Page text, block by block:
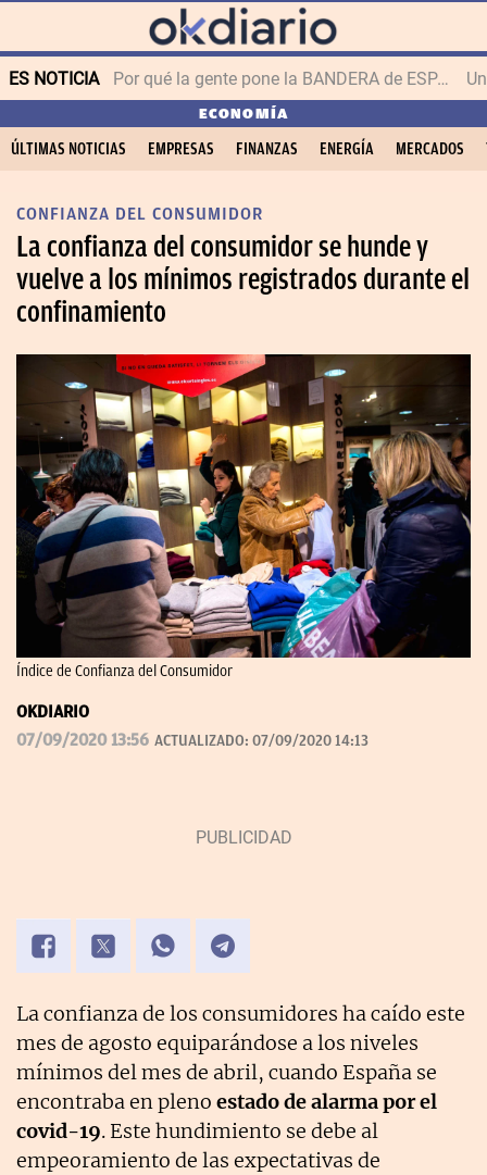
ES NOTICIA Por qué la gente pone la BANDERA de ESPAÑA en el balcón
ECONOMÍA
ÚLTIMAS NOTICIAS EMPRESAS FINANZAS ENERGÍA MERCADOS
CONFIANZA DEL CONSUMIDOR
La confianza del consumidor se hunde y
vuelve a los mínimos registrados durante el
confinamiento
Índice de Confianza del Consumidor
OKDIARIO
07/09/2020 13:56 ACTUALIZADO: 07/09/2020 14:13
La confianza de los consumidores ha caído este
mes de agosto equiparándose a los niveles
mínimos del mes de abril, cuando España se
encontraba en pleno estado de alarma por el
covid-19. Este hundimiento se debe al
empeoramiento de las expectativas de